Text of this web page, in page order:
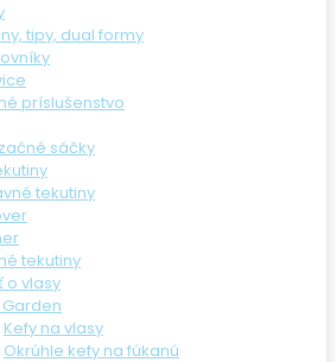
tipy, dual formy
príslušenstvo
sáčky
tekutiny
tekutiny
o vlasy
Kefy na vlasy
Okrúhle kefy na fúkanú